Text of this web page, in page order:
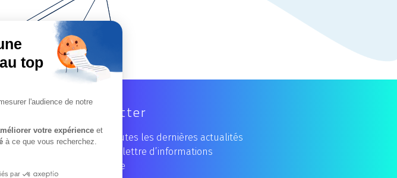
Newsletter
Recevez toutes les dernières actualités
dans notre lettre d’informations
trimestrielle